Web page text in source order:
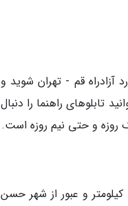
قم - تهران شوید و
تابلوهای راهنما را دنبال
روزه و حتی نیم روزه است.
برای رسیدن به دریاچه از تهران، کافی ست وارد آزادراه تهران - قم شوید. پس از طی حدود 85 کیلومتر و عبور از شهر حسن